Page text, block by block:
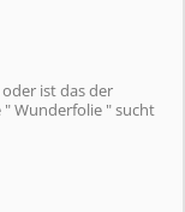
oder ist das der
" Wunderfolie " sucht